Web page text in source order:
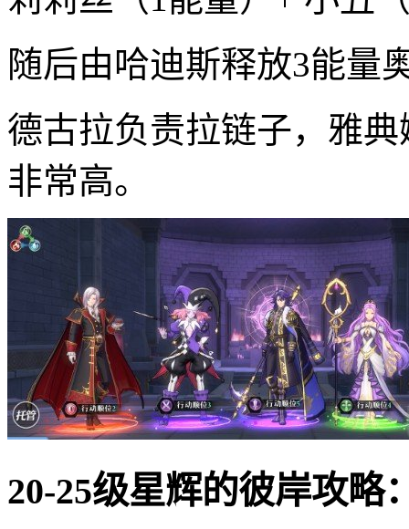
随后由哈迪斯释放3能量
德古拉负责拉链子，雅
非常高。
20-25级星辉的彼岸攻略